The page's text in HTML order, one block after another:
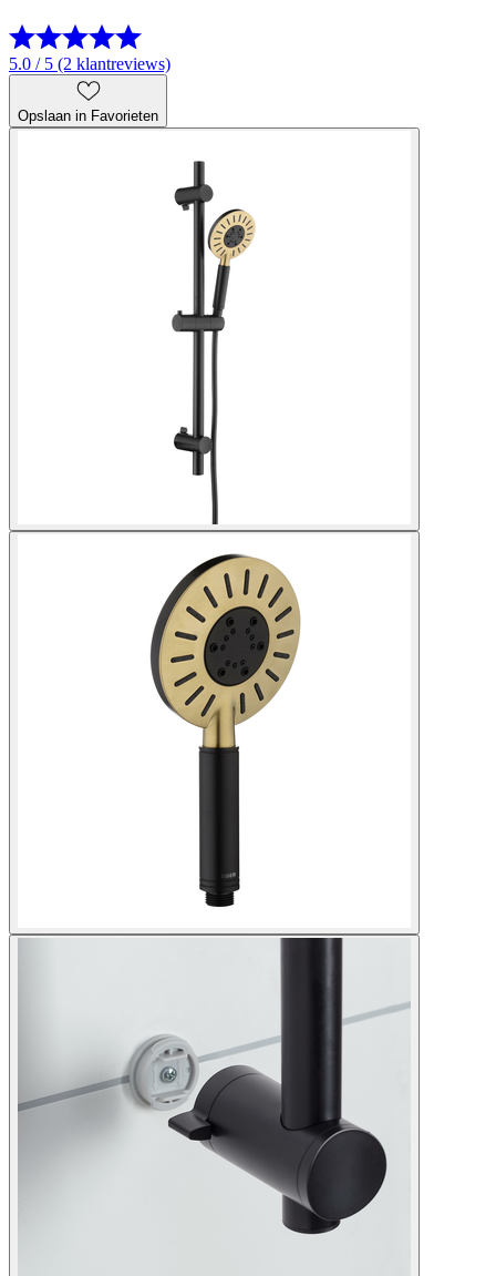
5.0 / 5 (2 klantreviews)
Opslaan in Favorieten